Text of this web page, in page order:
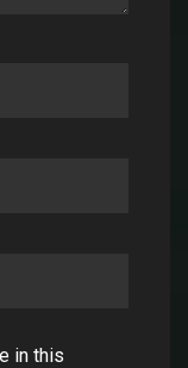
in this